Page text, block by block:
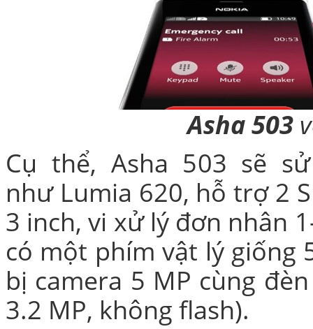
Ốp lưng iPhone
Bao da iPhone
Túi đựng iPad
Asha 503
Cụ thể, Asha 503 sẽ
như Lumia 620, hỗ trợ 2
3 inch, vi xử lý đơn nhân
có một phím vật lý giống
bị camera 5 MP cùng
3.2 MP, không flash).